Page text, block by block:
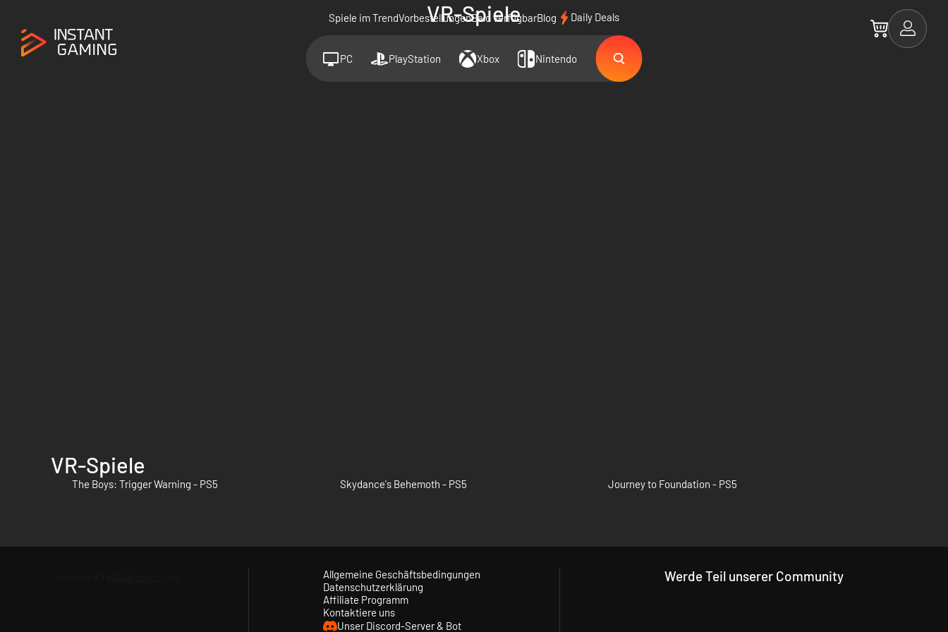
Spiele im TrendVorbestellungenBald verfügbarBlog Daily Deals
PC PlayStation Xbox Nintendo
VR-Spiele
VR-Spiele
The Boys: Trigger Warning - PS5 Skydance's Behemoth - PS5 Journey to Foundation - PS5
Allgemeine Geschäftsbedingungen
Datenschutzerklärung
Affiliate Programm
Kontaktiere uns
Unser Discord-Server & Bot
Werde Teil unserer Community